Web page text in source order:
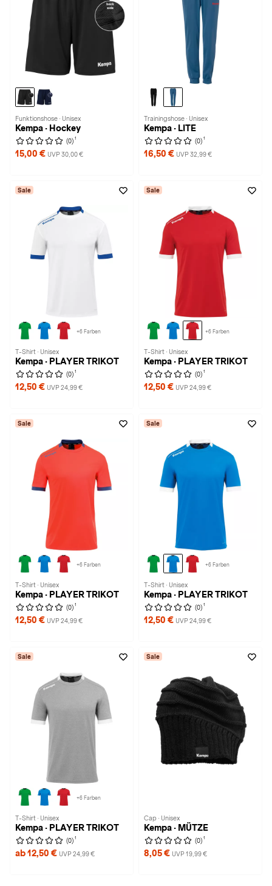
Funktionshose · Unisex
Kempa · Hockey
(0) 1
15,00 € UVP 30,00 €
Trainingshose · Unisex
Kempa · LITE
(0) 1
16,50 € UVP 32,99 €
Sale
+6 Farben
T-Shirt · Unisex
Kempa · PLAYER TRIKOT
(0) 1
12,50 € UVP 24,99 €
Sale
+6 Farben
T-Shirt · Unisex
Kempa · PLAYER TRIKOT
(0) 1
12,50 € UVP 24,99 €
Sale
+6 Farben
T-Shirt · Unisex
Kempa · PLAYER TRIKOT
(0) 1
12,50 € UVP 24,99 €
Sale
+6 Farben
T-Shirt · Unisex
Kempa · PLAYER TRIKOT
(0) 1
12,50 € UVP 24,99 €
Sale
+6 Farben
T-Shirt · Unisex
Kempa · PLAYER TRIKOT
(0) 1
ab 12,50 € UVP 24,99 €
Sale
Cap · Unisex
Kempa · MÜTZE
(0) 1
8,05 € UVP 19,99 €